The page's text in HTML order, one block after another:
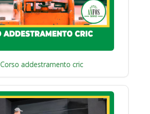
Corso addestramento cric